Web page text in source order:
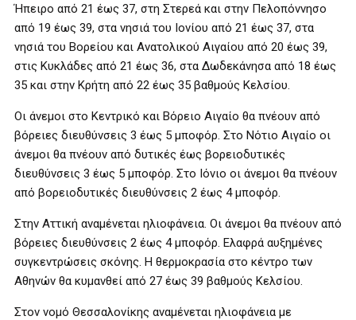
Ήπειρο από 21 έως 37, στη Στερεά και στην Πελοπόννησο
από 19 έως 39, στα νησιά του Ιονίου από 21 έως 37, στα
νησιά του Βορείου και Ανατολικού Αιγαίου από 20 έως 39,
στις Κυκλάδες από 21 έως 36, στα Δωδεκάνησα από 18 έως
35 και στην Κρήτη από 22 έως 35 βαθμούς Κελσίου.
Οι άνεμοι στο Κεντρικό και Βόρειο Αιγαίο θα πνέουν από
βόρειες διευθύνσεις 3 έως 5 μποφόρ. Στο Νότιο Αιγαίο οι
άνεμοι θα πνέουν από δυτικές έως βορειοδυτικές
διευθύνσεις 3 έως 5 μποφόρ. Στο Ιόνιο οι άνεμοι θα πνέουν
από βορειοδυτικές διευθύνσεις 2 έως 4 μποφόρ.
Στην Αττική αναμένεται ηλιοφάνεια. Οι άνεμοι θα πνέουν από
βόρειες διευθύνσεις 2 έως 4 μποφόρ. Ελαφρά αυξημένες
συγκεντρώσεις σκόνης. Η θερμοκρασία στο κέντρο των
Αθηνών θα κυμανθεί από 27 έως 39 βαθμούς Κελσίου.
Στον νομό Θεσσαλονίκης αναμένεται ηλιοφάνεια με